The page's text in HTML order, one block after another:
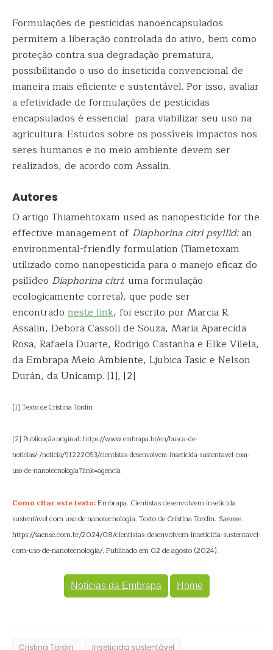
Formulações de pesticidas nanoencapsulados
permitem a liberação controlada do ativo, bem como
proteção contra sua degradação prematura,
possibilitando o uso do inseticida convencional de
maneira mais eficiente e sustentável. Por isso, avaliar
a efetividade de formulações de pesticidas
encapsulados é essencial para viabilizar seu uso na
agricultura. Estudos sobre os possíveis impactos nos
seres humanos e no meio ambiente devem ser
realizados, de acordo com Assalin.
Autores
O artigo Thiamehtoxam used as nanopesticide for the
effective management of Diaphorina citri psyllid:an
environmental-friendly formulation (Tiametoxam
utilizado como nanopesticida para o manejo eficaz do
psilídeo Diaphorina citri: uma formulação
ecologicamente correta), que pode ser
encontrado neste link, foi escrito por Marcia R.
Assalin, Debora Cassoli de Souza, Maria Aparecida
Rosa, Rafaela Duarte, Rodrigo Castanha e Elke Vilela,
da Embrapa Meio Ambiente, Ljubica Tasic e Nelson
Durán, da Unicamp. [1], [2]
[1] Texto de Cristina Tordin
[2] Publicação original: https://www.embrapa.br/en/busca-de-
noticias/-/noticia/91222053/cientistas-desenvolvem-inseticida-sustentavel-com-
uso-de-nanotecnologia?link=agencia
Como citar este texto:Embrapa. Cientistas desenvolvem inseticida
sustentável com uso de nanotecnologia. Texto de Cristina Tordin. Saense.
https://saense.com.br/2024/08/cientistas-desenvolvem-inseticida-sustentavel-
com-uso-de-nanotecnologia/. Publicado em 02 de agosto (2024).
Notícias da Embrapa Home
Cristina Tordin Inseticida sustentável